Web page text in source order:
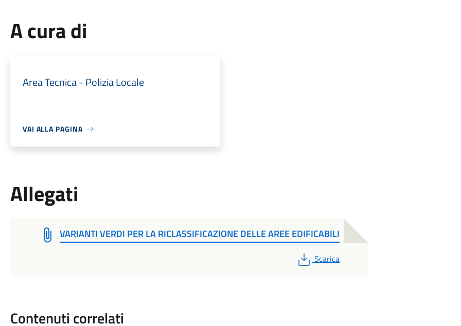
A cura di
Area Tecnica - Polizia Locale
VAI ALLA PAGINA
Allegati
VARIANTI VERDI PER LA RICLASSIFICAZIONE DELLE AREE EDIFICABILI
PDF
Scarica
Contenuti correlati